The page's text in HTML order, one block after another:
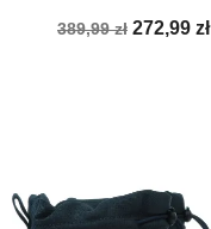
Cena
389,99 zł Cena
272,99 zł